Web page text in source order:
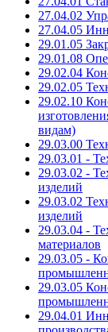
27.04.02
27.04.05
29.01.05
29.01.08
29.02.04
29.02.05
29.02.10
видам)
29.03.00
29.03.01 -
29.03.02 -
изделий
29.03.02
изделий
29.03.04 -
материалов
29.03.05 -
29.03.05
29.04.01